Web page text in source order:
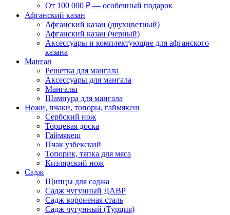
От 100 000 ₽ — особенный подарок
Афганский казан
Афганский казан (двухцветный)
Афганский казан (черный)
Аксессуары и комплектующие для афганского
казана
Мангал
Решетка для мангала
Аксессуары для мангала
Мангалы
Шампура для мангала
Ножи, пчаки, топоры, гаймякеш
Сербский нож
Торцевая доска
Гаймякеш
Пчак узбекский
Топорик, тяпка для мяса
Кизлярский нож
Садж
Щипцы для саджа
Садж чугунный ДАВР
Садж вороненая сталь
Садж чугунный (Турция)